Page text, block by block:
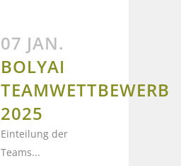
07 JAN.
BOLYAI
TEAMWETTBEWERB
2025
Einteilung der
Teams...